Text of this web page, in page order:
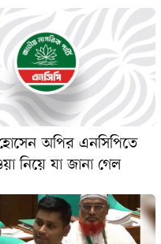
অপির এনসিপিতে
নিয়ে যা জানা গেল